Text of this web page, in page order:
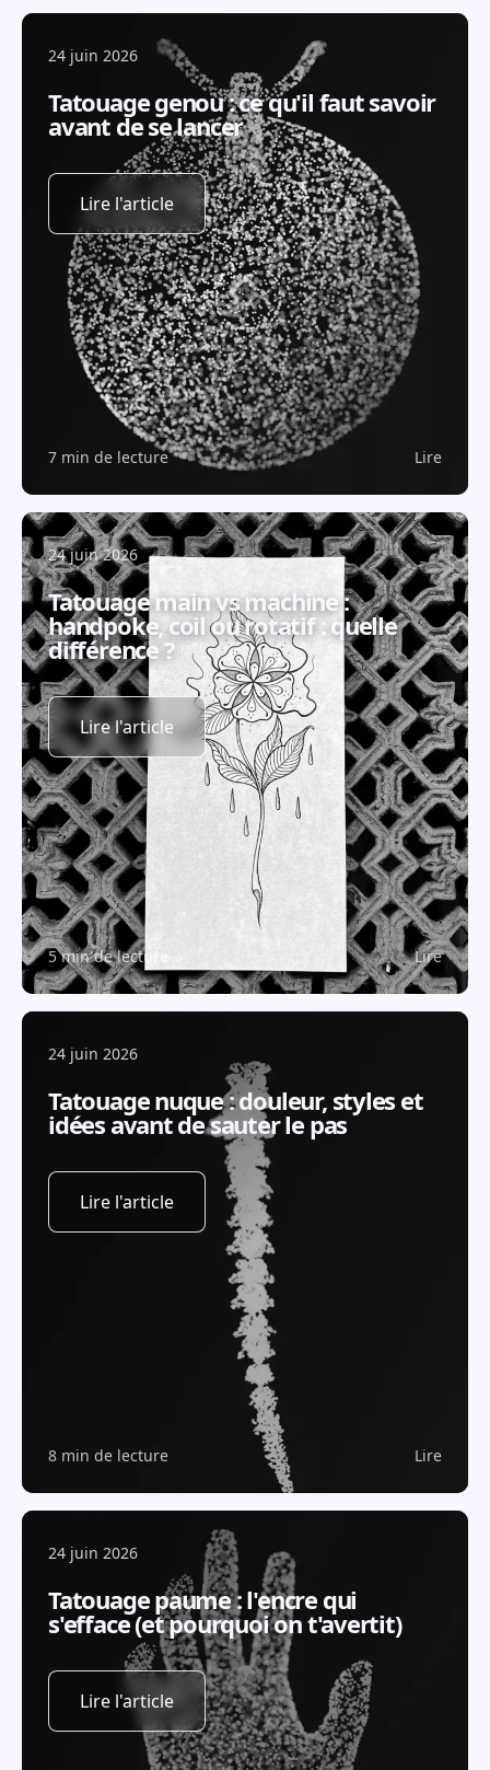
24 juin 2026
Tatouage genou : ce qu'il faut savoir
avant de se lancer
Lire l'article
7 min de lecture Lire
24 juin 2026
Tatouage main vs machine :
handpoke, coil ou rotatif : quelle
différence ?
Lire l'article
5 min de lecture Lire
24 juin 2026
Tatouage nuque : douleur, styles et
idées avant de sauter le pas
Lire l'article
8 min de lecture Lire
24 juin 2026
Tatouage paume : l'encre qui
s'efface (et pourquoi on t'avertit)
Lire l'article